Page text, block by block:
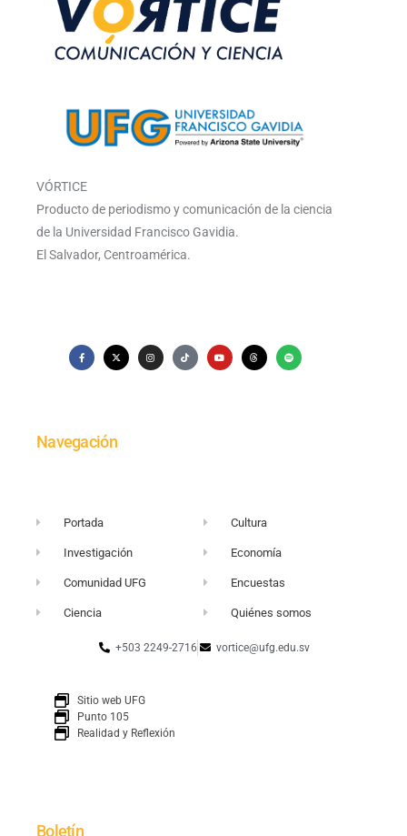
VÓRTICE
Producto de periodismo y comunicación de la ciencia
de la Universidad Francisco Gavidia.
El Salvador, Centroamérica.
Navegación
Portada
Investigación
Comunidad UFG
Ciencia
Cultura
Economía
Encuestas
Quiénes somos
+503 2249-2716 vortice@ufg.edu.sv
Sitio web UFG
Punto 105
Realidad y Reflexión
Boletín